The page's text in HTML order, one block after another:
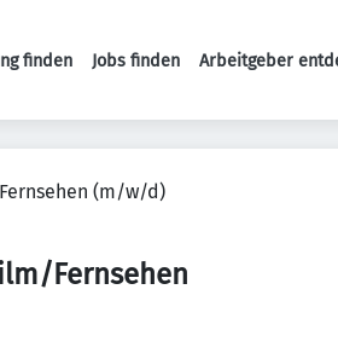
Haupt-
finden Jobs finden Arbeitgeber
(m/w/d)
Fernsehen